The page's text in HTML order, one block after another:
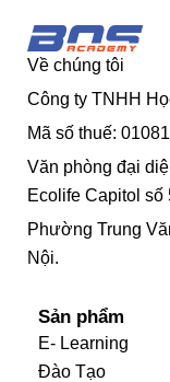
Về chúng tôi
Công ty TNHH
Mã số thuế:
Văn phòng đại
Ecolife Capitol số
Phường Trung
Nội.
Sản phẩm
E- Learning
Đào Tạo